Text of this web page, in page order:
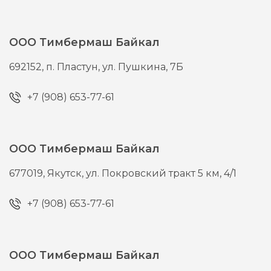
ООО Тимбермаш Байкал
692152, п. Пластун,ул. Пушкина, 7Б
+7 (908) 653-77-61
ООО Тимбермаш Байкал
677019, Якутск,ул. Покровский тракт 5 км, 4/1
+7 (908) 653-77-61
ООО Тимбермаш Байкал